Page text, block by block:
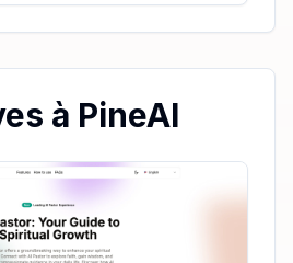
à PineAI